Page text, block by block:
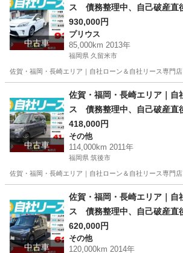
中古車
ス 債務整理中、自己破産
タ プリウス S H25年式
930,000円
プリウス
85,000km 2013年
福岡県 久留米市
佐賀・福岡・長崎エリア｜自社ローン＆自社リース専門
プリウス ローン
中古車
佐賀・福岡・長崎エリア｜自
ス 債務整理中、自己破産
サン ルークスHS H23年式
418,000円
その他
114,000km 2011年
福岡県 筑後市
佐賀・福岡・長崎エリア｜自社ローン＆自社リース専門
その他 ローン
中古車
佐賀・福岡・長崎エリア｜自
ス 債務整理中、自己破産
キ スペーシアカスタムTS
620,000円
その他
120,000km 2014年